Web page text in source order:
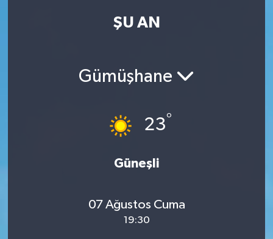
ŞU AN
Gümüşhane
23°
Güneşli
07 Ağustos Cuma
19:30